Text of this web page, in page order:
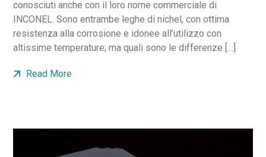
conosciuti anche con il loro nome commerciale di
INCONEL. Sono entrambe leghe di nichel, con ottima
resistenza alla corrosione e idonee all’utilizzo con
altissime temperature; ma quali sono le differenze […]
Read More